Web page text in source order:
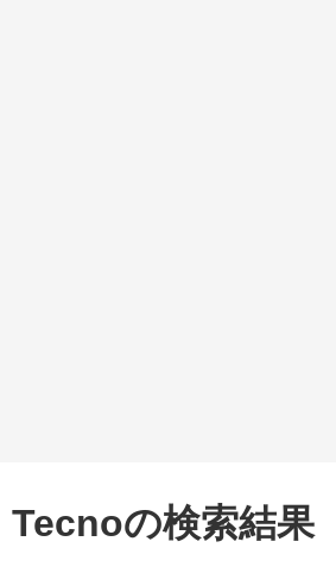
Tecnoの検索結果